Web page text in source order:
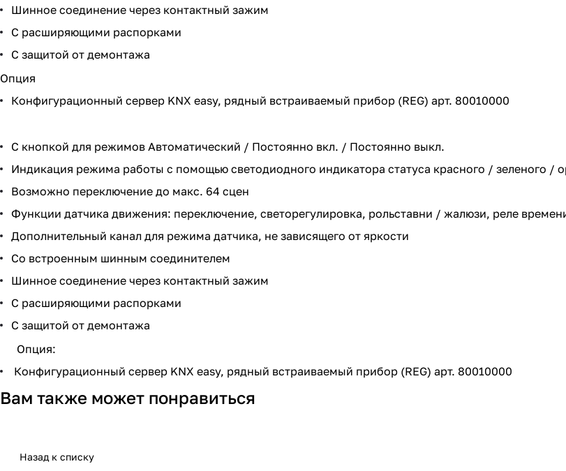
Шинное соединение через контактный зажим
С расширяющими распорками
С защитой от демонтажа
Опция
Конфигурационный сервер KNX easy, рядный встраиваемый прибор (REG) арт. 80010000
С кнопкой для режимов Автоматический / Постоянно вкл. / Постоянно выкл.
Индикация режима работы с помощью светодиодного индикатора статуса красного / зеленого /
Возможно переключение до макс. 64 сцен
Функции датчика движения: переключение, светорегулировка, рольставни / жалюзи, реле
Дополнительный канал для режима датчика, не зависящего от яркости
Со встроенным шинным соединителем
Шинное соединение через контактный зажим
С расширяющими распорками
С защитой от демонтажа
Опция:
Конфигурационный сервер KNX easy, рядный встраиваемый прибор (REG) арт. 80010000
Вам также может понравиться
Назад к списку